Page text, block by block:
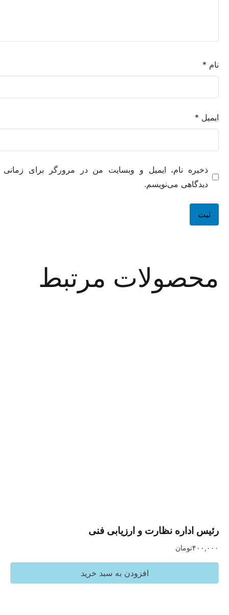
نام، ایمیل و وبسایت من در مرورگر برای زمانی که دوباره
می‌نویسم.
مرتبط
نظارت و ارزیابی فنی
تومان
افزودن به سبد خرید